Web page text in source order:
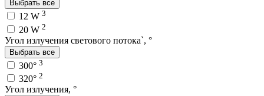
Выбрать все
12 W 3
20 W 2
Угол излучения светового потока`, °
Выбрать все
300° 3
320° 2
Угол излучения, °